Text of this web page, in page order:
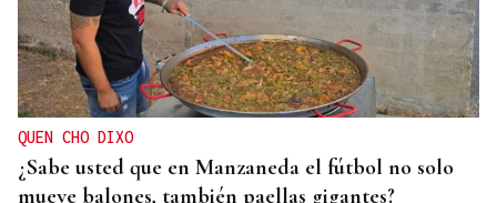
QUEN CHO DIXO
¿Sabe usted que en Manzaneda el fútbol no solo
mueve balones, también paellas gigantes?